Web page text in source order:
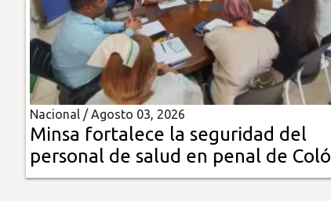
Mundo
Insólitas
Multimedia
Impreso
Nacional /Agosto 03, 2026
Minsa fortalece la seguridad del
personal de salud en penal de